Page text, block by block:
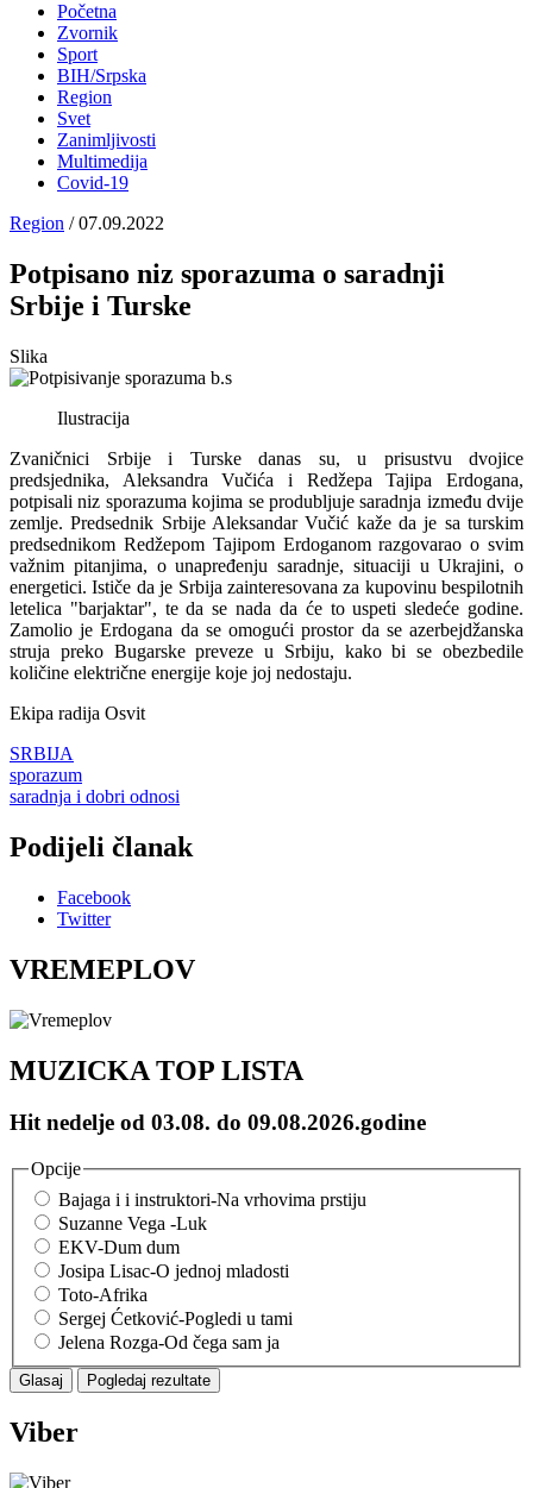
Početna
Zvornik
Sport
BIH/Srpska
Region
Svet
Zanimljivosti
Multimedija
Covid-19
Region / 07.09.2022
Potpisano niz sporazuma o saradnji
Srbije i Turske
Slika
Ilustracija
Zvaničnici Srbije i Turske danas su, u prisustvu dvojice
predsjednika, Aleksandra Vučića i Redžepa Tajipa Erdogana,
potpisali niz sporazuma kojima se produbljuje saradnja između dvije
zemlje. Predsednik Srbije Aleksandar Vučić kaže da je sa turskim
predsednikom Redžepom Tajipom Erdoganom razgovarao o svim
važnim pitanjima, o unapređenju saradnje, situaciji u Ukrajini, o
energetici. Ističe da je Srbija zainteresovana za kupovinu bespilotnih
letelica "barjaktar", te da se nada da će to uspeti sledeće godine.
Zamolio je Erdogana da se omogući prostor da se azerbejdžanska
struja preko Bugarske preveze u Srbiju, kako bi se obezbedile
količine električne energije koje joj nedostaju.
Ekipa radija Osvit
SRBIJA
sporazum
saradnja i dobri odnosi
Podijeli članak
Facebook
Twitter
VREMEPLOV
MUZICKA TOP LISTA
Hit nedelje od 03.08. do 09.08.2026.godine
Opcije
Bajaga i i instruktori-Na vrhovima prstiju
Suzanne Vega -Luk
EKV-Dum dum
Josipa Lisac-O jednoj mladosti
Toto-Afrika
Sergej Ćetković-Pogledi u tami
Jelena Rozga-Od čega sam ja
Viber